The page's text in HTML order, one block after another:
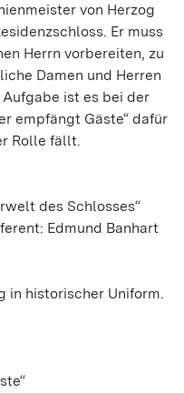
von Herzog
Er muss
Herrn vorbereiten, zu
Damen und Herren
ist es bei der
empfängt Gäste“ dafür
Rolle fällt.
des Schlosses“
Edmund Banhart
in historischer Uniform.